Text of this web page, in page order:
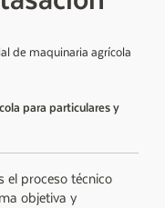
para particulares y
el proceso técnico
objetiva y